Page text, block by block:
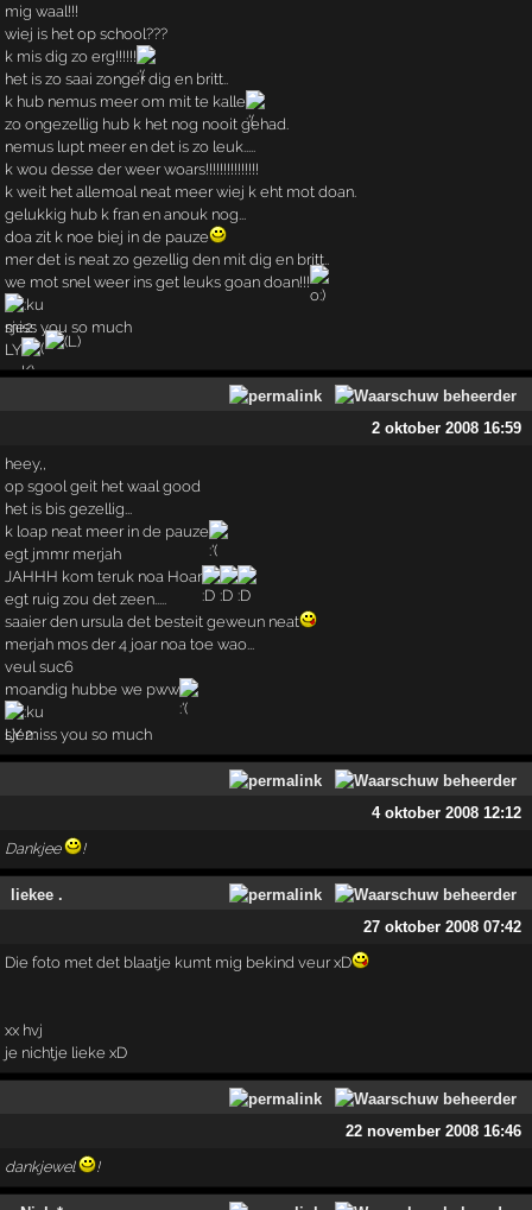
mig waal!!!
wiej is het op school???
k mis dig zo erg!!!!!!
het is zo saai zonger dig en britt..
k hub nemus meer om mit te kalle
zo ongezellig hub k het nog nooit gehad.
nemus lupt meer en det is zo leuk.....
k wou desse der weer woars!!!!!!!!!!!!!!!
k weit het allemoal neat meer wiej k eht mot doan.
gelukkig hub k fran en anouk nog...
doa zit k noe biej in de pauze
mer det is neat zo gezellig den mit dig en britt..
we mot snel weer ins get leuks goan doan!!!
miss you so much
LY
2 oktober 2008 16:59
heey,,
op sgool geit het waal good
het is bis gezellig...
k loap neat meer in de pauze
egt jmmr merjah
JAHHH kom teruk noa Hoar
egt ruig zou det zeen.....
saaier den ursula det besteit geweun neat
merjah mos der 4 joar noa toe wao...
veul suc6
moandig hubbe we pww
LY miss you so much
4 oktober 2008 12:12
Dankjee !
liekee .
27 oktober 2008 07:42
Die foto met det blaatje kumt mig bekind veur xD
xx hvj
je nichtje lieke xD
22 november 2008 16:46
dankjewel !